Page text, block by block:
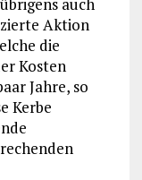
Aktion
die
Kosten
Jahre, so
Kerbe